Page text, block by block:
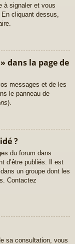
à signaler et vous
cliquant dessus,
dans la page de
messages et de les
le panneau de
).
?
du forum dans
d’être publiés. Il est
un groupe dont les
Contactez
sa consultation, vous